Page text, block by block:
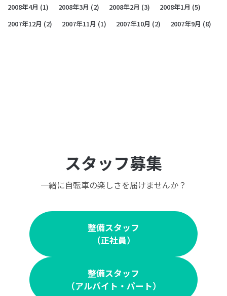
2008年4月 (1) 2008年3月 (2) 2008年2月 (3) 2008年1月 (5)
2007年12月 (2) 2007年11月 (1) 2007年10月 (2) 2007年9月 (8)
スタッフ募集
一緒に自転車の楽しさを届けませんか？
整備スタッフ
（正社員）
整備スタッフ
（アルバイト・パート）